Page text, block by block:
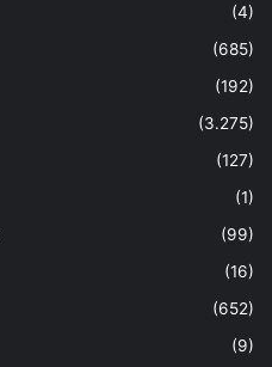
(4)
(685)
(192)
(3.275)
(127)
(1)
(99)
(16)
(652)
(9)